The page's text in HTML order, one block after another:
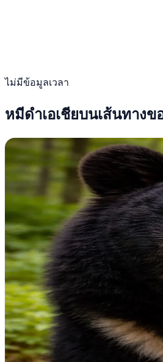
ไม่มีข้อมูลเวลา
หมีดำเอเชียบนเส้นทาง